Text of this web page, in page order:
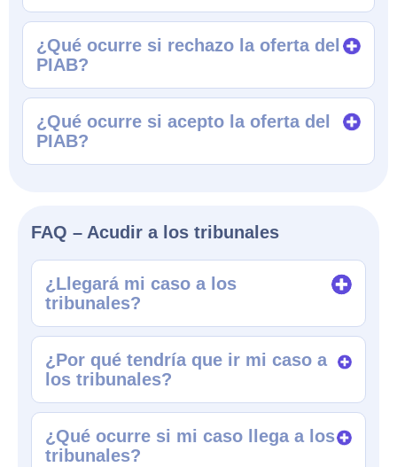
¿Qué ocurre si rechazo la oferta del
PIAB?
¿Qué ocurre si acepto la oferta del
PIAB?
FAQ – Acudir a los tribunales
¿Llegará mi caso a los
tribunales?
¿Por qué tendría que ir mi caso a
los tribunales?
¿Qué ocurre si mi caso llega a los
tribunales?